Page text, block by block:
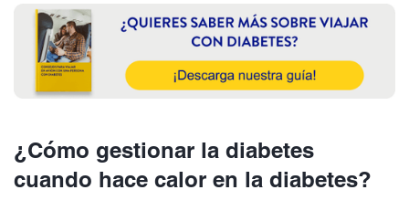
¿Cómo gestionar la diabetes
cuando hace calor en la diabetes?